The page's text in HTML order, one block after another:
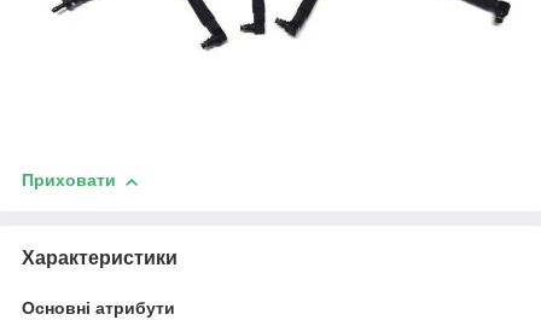
Приховати
Характеристики
Основні атрибути